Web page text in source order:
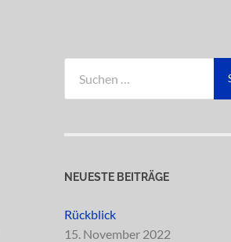
nach:
NEUESTE BEITRÄGE
Rückblick
15. November 2022